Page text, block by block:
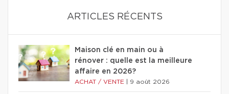
ARTICLES RÉCENTS
Maison clé en main ou à
rénover : quelle est la meilleure
affaire en 2026?
ACHAT / VENTE 9 août 2026